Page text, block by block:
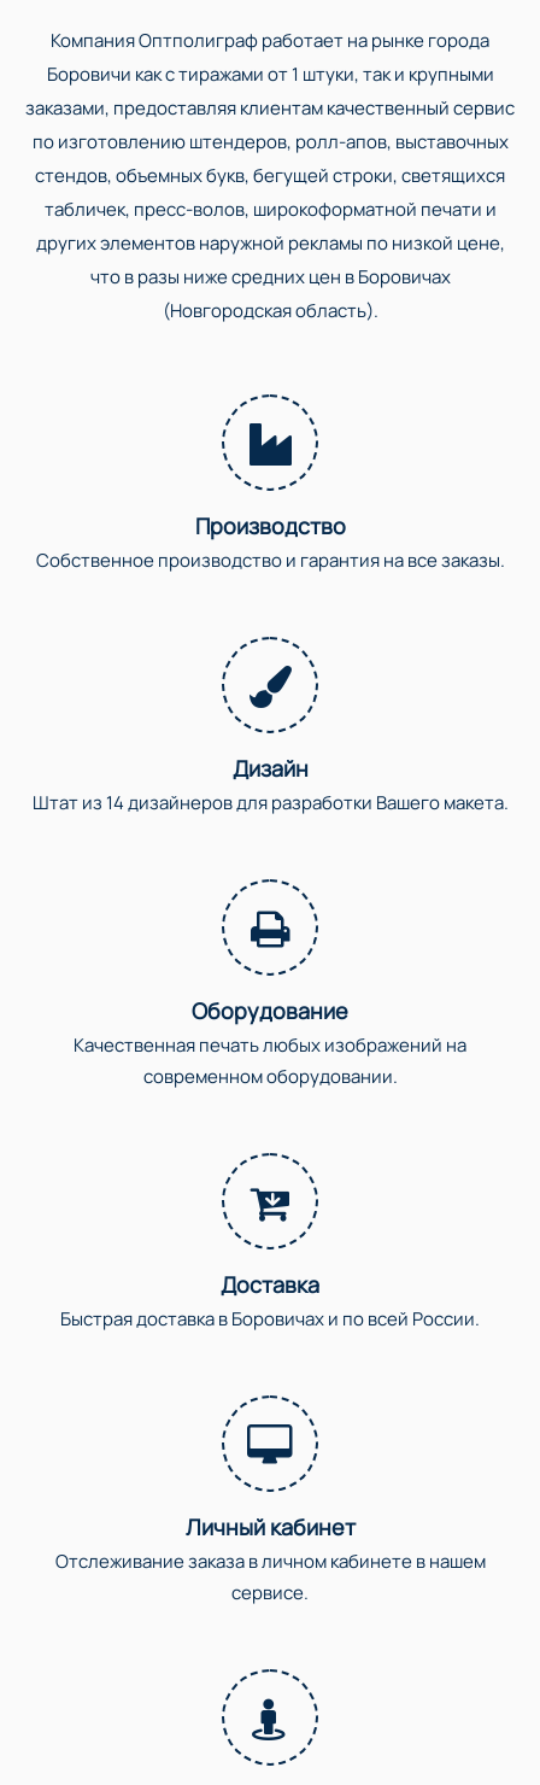
Компания Оптполиграф работает на рынке города
Боровичи как с тиражами от 1 штуки, так и крупными
заказами, предоставляя клиентам качественный сервис
по изготовлению штендеров, ролл-апов, выставочных
стендов, объемных букв, бегущей строки, светящихся
табличек, пресс-волов, широкоформатной печати и
других элементов наружной рекламы по низкой цене,
что в разы ниже средних цен в Боровичах
(Новгородская область).
Производство
Собственное производство и гарантия на все заказы.
Дизайн
Штат из 14 дизайнеров для разработки Вашего макета.
Оборудование
Качественная печать любых изображений на
современном оборудовании.
Доставка
Быстрая доставка в Боровичах и по всей России.
Личный кабинет
Отслеживание заказа в личном кабинете в нашем
сервисе.